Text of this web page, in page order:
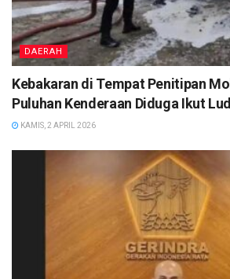
DAERAH
Kebakaran di Tempat Penitipan
Puluhan Kenderaan Diduga Ikut
KAMIS, 2 APRIL 2026